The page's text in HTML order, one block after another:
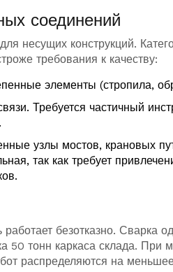
соединений
несущих конструкций.
требования к качеству:
элементы (стропила,
Требуется частичный
узлы мостов, крановых
так как требует
безотказно. Сварка
50 тонн каркаса склада. При
распределяются на